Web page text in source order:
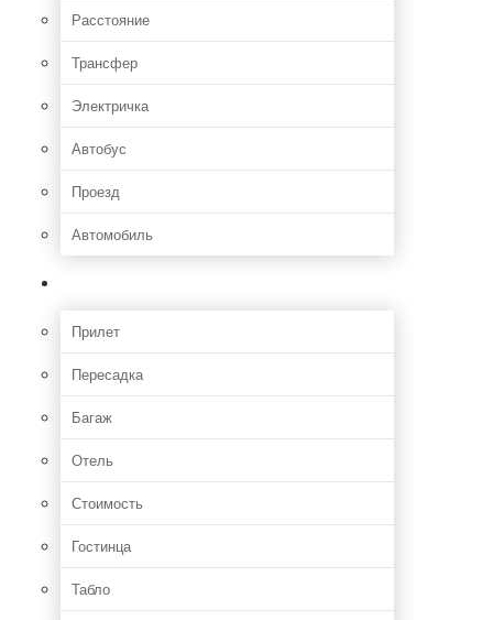
Расстояние
Трансфер
Электричка
Автобус
Проезд
Автомобиль
Прилет
Пересадка
Багаж
Отель
Стоимость
Гостинца
Табло